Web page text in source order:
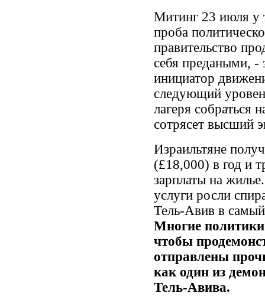
Митинг 23 июля у
проба
правительство
себя предаными, -
инициатор
следующий
лагеря собраться
сотрясет высший
Израильтяне
(£18,000) в год и
зарплаты на
услуги росли
Тель-Авив в
Многие политики
чтобы
отправлены
как один из
Тель-Авива.